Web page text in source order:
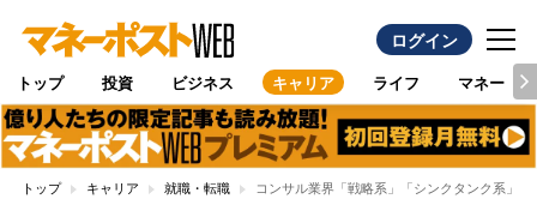
ログイン
トップ 投資 ビジネス キャリア ライフ マネー
トップ キャリア 就職・転職 コンサル業界「戦略系」「シンクタンク系」